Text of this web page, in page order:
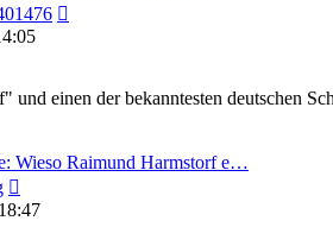
und einen der bekanntesten deutschen
Wieso Raimund Harmstorf e…
Beitrag